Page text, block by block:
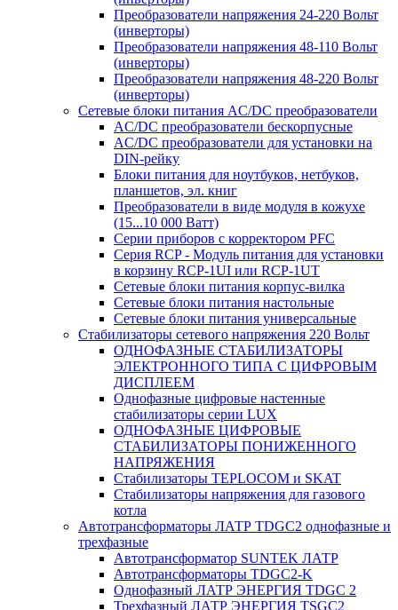
Преобразователи напряжения 24-220 Вольт
(инверторы)
Преобразователи напряжения 48-110 Вольт
(инверторы)
Преобразователи напряжения 48-220 Вольт
(инверторы)
Сетевые блоки питания AC/DC преобразователи
AC/DC преобразователи бескорпусные
AC/DC преобразователи для установки на
DIN-рейку
Блоки питания для ноутбуков, нетбуков,
планшетов, эл. книг
Преобразователи в виде модуля в кожухе
(15...10 000 Ватт)
Серии приборов с корректором PFC
Серия RCP - Модуль питания для установки
в корзину RCP-1UI или RCP-1UT
Сетевые блоки питания корпус-вилка
Сетевые блоки питания настольные
Сетевые блоки питания универсальные
Стабилизаторы сетевого напряжения 220 Вольт
ОДНОФАЗНЫЕ СТАБИЛИЗАТОРЫ
ЭЛЕКТРОННОГО ТИПА С ЦИФРОВЫМ
ДИСПЛЕЕМ
Однофазные цифровые настенные
стабилизаторы серии LUX
ОДНОФАЗНЫЕ ЦИФРОВЫЕ
СТАБИЛИЗАТОРЫ ПОНИЖЕННОГО
НАПРЯЖЕНИЯ
Стабилизаторы TEPLOCOM и SKAT
Стабилизаторы напряжения для газового
котла
Автотрансформаторы ЛАТР TDGC2 однофазные и
трехфазные
Автотрансформатор SUNTEK ЛАТР
Автотрансформаторы TDGC2-K
Однофазный ЛАТР ЭНЕРГИЯ TDGC 2
Трехфазный ЛАТР ЭНЕРГИЯ TSGC2